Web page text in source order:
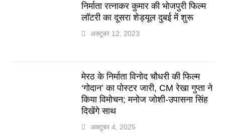
निर्माता रत्नाकर कुमार की भोजपुरी फिल्म
लॉटरी का दूसरा शेड्यूल दुबई में शुरू
अक्टूबर 12, 2023
मेरठ के निर्माता विनोद चौधरी की फिल्म
‘गोदान’ का पोस्टर जारी, CM रेखा गुप्ता ने
किया विमोचन; मनोज जोशी-उपासना सिंह
दिखेंगे साथ
अक्टूबर 4, 2025